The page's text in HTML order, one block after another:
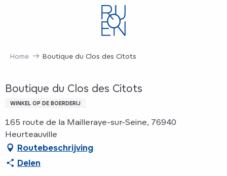
Home Boutique du Clos des Citots
Boutique du Clos des Citots
WINKEL OP DE BOERDERIJ
165 route de la Mailleraye-sur-Seine, 76940
Heurteauville
Routebeschrijving
Delen